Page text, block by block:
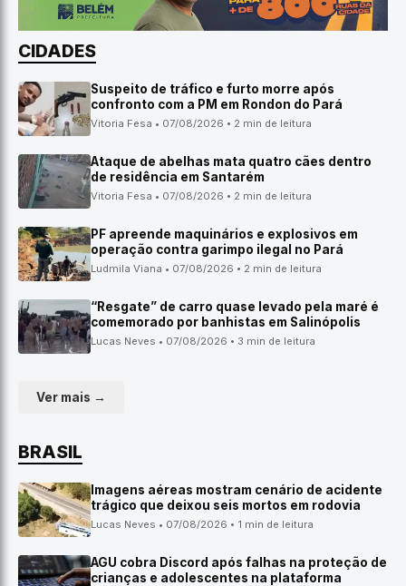
CIDADES
Suspeito de tráfico e furto morre após
confronto com a PM em Rondon do Pará
Vitoria Fesa • 07/08/2026 • 2 min de leitura
Ataque de abelhas mata quatro cães dentro
de residência em Santarém
Vitoria Fesa • 07/08/2026 • 2 min de leitura
PF apreende maquinários e explosivos em
operação contra garimpo ilegal no Pará
Ludmila Viana • 07/08/2026 • 2 min de leitura
“Resgate” de carro quase levado pela maré é
comemorado por banhistas em Salinópolis
Lucas Neves • 07/08/2026 • 3 min de leitura
Ver mais →
BRASIL
Imagens aéreas mostram cenário de acidente
trágico que deixou seis mortos em rodovia
Lucas Neves • 07/08/2026 • 1 min de leitura
AGU cobra Discord após falhas na proteção de
crianças e adolescentes na plataforma